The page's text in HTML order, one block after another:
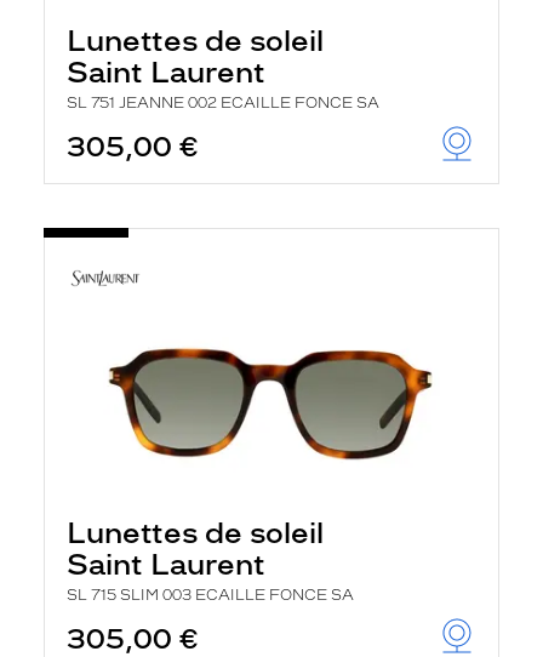
Lunettes de soleil
Saint Laurent
SL 751 JEANNE 002 ECAILLE FONCE SA
305,00 €
Lunettes de soleil
Saint Laurent
SL 715 SLIM 003 ECAILLE FONCE SA
305,00 €